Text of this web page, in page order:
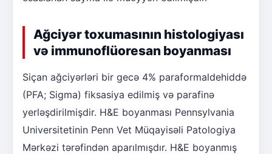
Ağciyər toxumasının histologiyası
və immunoflüoresan boyanması
Siçan ağciyərləri bir gecə 4% paraformaldehiddə
(PFA; Sigma) fiksasiya edilmiş və parafinə
yerləşdirilmişdir. H&E boyanması Pennsylvania
Universitetinin Penn Vet Müqayisəli Patologiya
Mərkəzi tərəfindən aparılmışdır. H&E boyanmış